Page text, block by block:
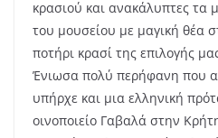
βρισκόμαστε στο μαγικό
“έρωτας με την πρώτη
γνωρίσει και να μην
αυτή πόλη. Κρύβει στα τείχη
κληρονομιά: ιστορική,
αφού οίνος και πολιτισμός